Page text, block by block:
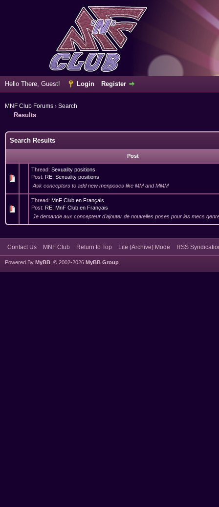
Hello There, Guest! Login Register
MNF Club Forums › Search
Results
Search Results
Post
Thread: Sexuality positions
Post: RE: Sexuality positions
Ask conceptors to add new menposes like MM and MMM
Thread: MnF Club en Français
Post: RE: MnF Club en Français
Je demande aux concepteur d'ajouter de nouvelles poses pour les mecs
Contact Us MNF Club Return to Top Lite (Archive) Mode RSS
Powered By MyBB , © 2002-2026 MyBB Group